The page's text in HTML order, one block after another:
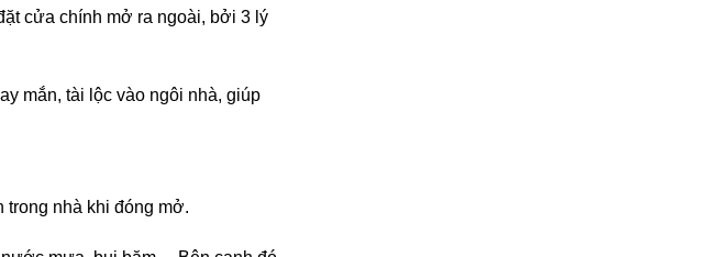
cửa chính mở ra ngoài, bởi 3 lý
mắn, tài lộc vào ngôi nhà, giúp
trong nhà khi đóng mở.